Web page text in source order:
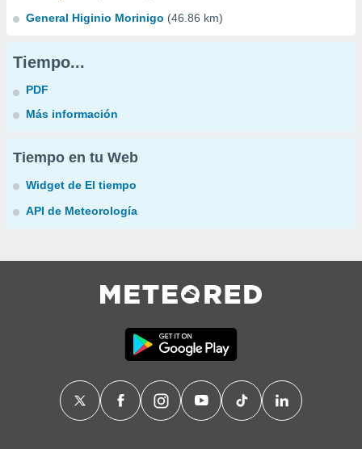
General Higinio Morinigo (46.86 km)
Tiempo...
PDF
Más información
Tiempo en tu Web
Widget de El tiempo
API de Meteorología